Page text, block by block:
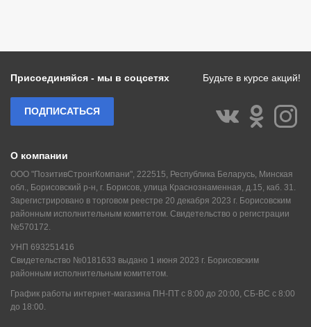
О компании
ООО "ПозитивСтронгКомпани", 222515, Республика Беларусь, Минская
обл., Борисовский р-н, г. Борисов, улица Краснознаменная, д.15, каб. 31.
Зарегистрировано в торговом реестре 20 декабря 2023 г. Борисовским
районным исполнительным комитетом. Свидетельство о регистрации
№570172.
УНП 693251416
Свидетельство №0181633 выдано 1 июня 2023 г. Борисовским
районным исполнительным комитетом.
График работы интернет-магазина ПН-ПТ с 8:00 до 20:00, СБ-ВС с 8:00
до 18:00.
Присоединяйся - мы в соцсетях Будьте в курсе акций!
ПОДПИСАТЬСЯ